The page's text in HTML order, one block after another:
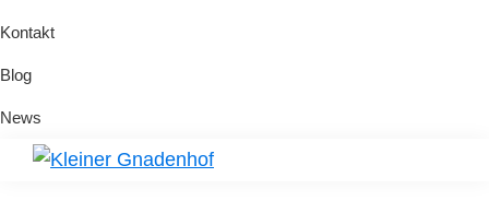
Kontakt
Blog
News